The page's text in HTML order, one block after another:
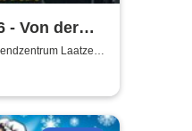
- Von der
Laatzen